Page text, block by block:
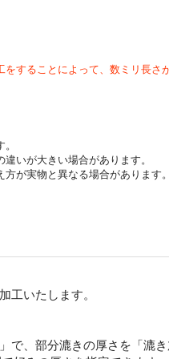
することによって、数ミリ長さ
いが大きい場合があります。
が実物と異なる場合があります。
工いたします。
、部分漉きの厚さを「漉